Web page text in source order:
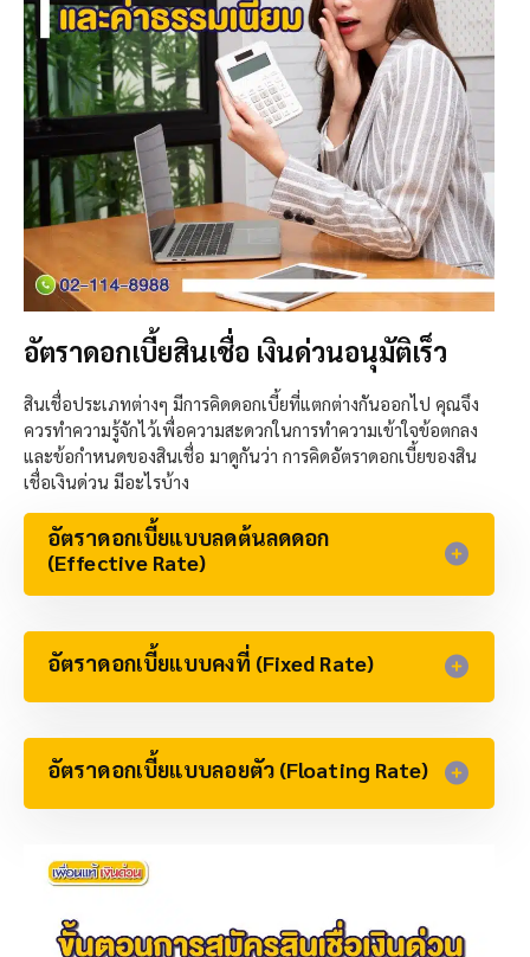
อัตราดอกเบี้ยสินเชื่อ เงินด่วนอนุมัติเร็ว
สินเชื่อประเภทต่างๆ มีการคิดดอกเบี้ยที่แตกต่างกันออกไป คุณจึง
ควรทำความรู้จักไว้เพื่อความสะดวกในการทำความเข้าใจข้อตกลง
และข้อกำหนดของสินเชื่อ มาดูกันว่า การคิดอัตราดอกเบี้ยของสิน
เชื่อเงินด่วน มีอะไรบ้าง
อัตราดอกเบี้ยแบบลดต้นลดดอก
(Effective Rate)​
อัตราดอกเบี้ยแบบคงที่ (Fixed Rate)​
อัตราดอกเบี้ยแบบลอยตัว (Floating Rate)